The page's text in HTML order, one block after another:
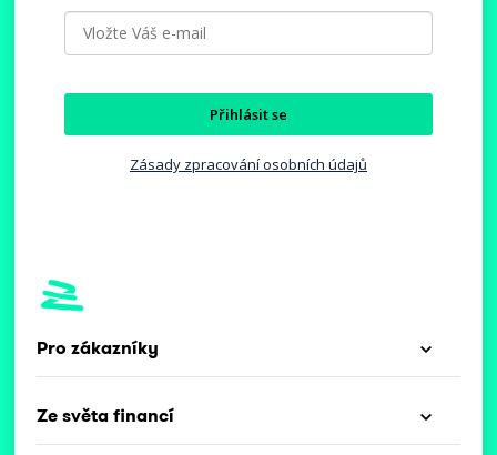
Přihlásit se
Zásady zpracování osobních údajů
Pro zákazníky
Ze světa financí